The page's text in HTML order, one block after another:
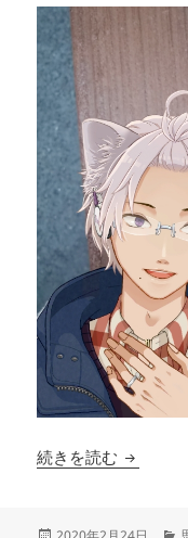
続きを読む 高知は美
投